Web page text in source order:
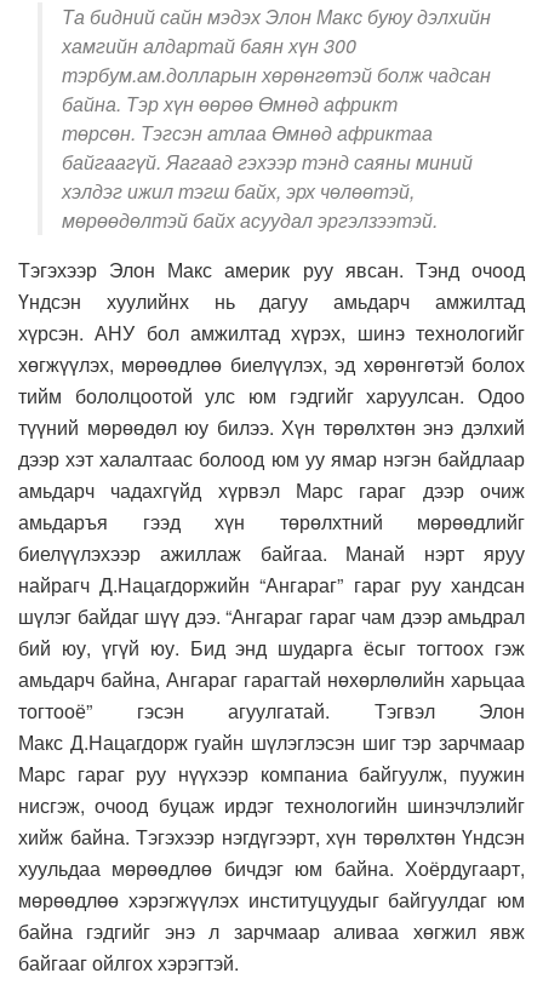
Та бидний сайн мэдэх Элон Макс буюу дэлхийн
хамгийн алдартай баян хүн 300
тэрбум.ам.долларын хөрөнгөтэй болж чадсан
байна. Тэр хүн өөрөө Өмнөд африкт
төрсөн. Тэгсэн атлаа Өмнөд африктаа
байгаагүй. Яагаад гэхээр тэнд саяны миний
хэлдэг ижил тэгш байх, эрх чөлөөтэй,
мөрөөдөлтэй байх асуудал эргэлзээтэй.
Тэгэхээр Элон Макс америк руу явсан. Тэнд очоод
Үндсэн хуулийнх нь дагуу амьдарч амжилтад
хүрсэн. АНУ бол амжилтад хүрэх, шинэ технологийг
хөгжүүлэх, мөрөөдлөө биелүүлэх, эд хөрөнгөтэй болох
тийм бололцоотой улс юм гэдгийг харуулсан. Одоо
түүний мөрөөдөл юу билээ. Хүн төрөлхтөн энэ дэлхий
дээр хэт халалтаас болоод юм уу ямар нэгэн байдлаар
амьдарч чадахгүйд хүрвэл Марс гараг дээр очиж
амьдаръя гээд хүн төрөлхтний мөрөөдлийг
биелүүлэхээр ажиллаж байгаа. Манай нэрт яруу
найрагч Д.Нацагдоржийн “Ангараг” гараг руу хандсан
шүлэг байдаг шүү дээ. “Ангараг гараг чам дээр амьдрал
бий юу, үгүй юу. Бид энд шударга ёсыг тогтоох гэж
амьдарч байна, Ангараг гарагтай нөхөрлөлийн харьцаа
тогтооё” гэсэн агуулгатай. Тэгвэл Элон
Макс Д.Нацагдорж гуайн шүлэглэсэн шиг тэр зарчмаар
Марс гараг руу нүүхээр компаниа байгуулж, пуужин
нисгэж, очоод буцаж ирдэг технологийн шинэчлэлийг
хийж байна. Тэгэхээр нэгдүгээрт, хүн төрөлхтөн Үндсэн
хуульдаа мөрөөдлөө бичдэг юм байна. Хоёрдугаарт,
мөрөөдлөө хэрэгжүүлэх институцуудыг байгуулдаг юм
байна гэдгийг энэ л зарчмаар аливаа хөгжил явж
байгааг ойлгох хэрэгтэй.